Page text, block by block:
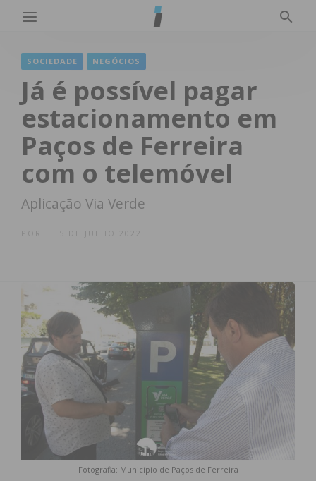
SOCIEDADE NEGÓCIOS
Já é possível pagar
estacionamento em
Paços de Ferreira
com o telemóvel
Aplicação Via Verde
Fotografia: Município de Paços de Ferreira